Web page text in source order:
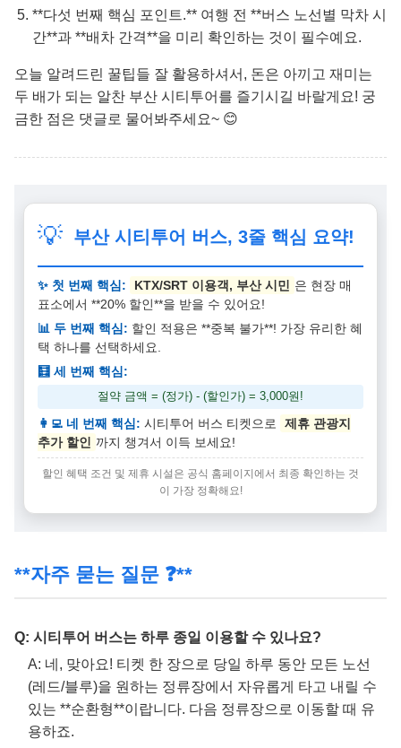
**다섯 번째 핵심 포인트.** 여행 전 **버스 노선별 막차 시
간**과 **배차 간격**을 미리 확인하는 것이 필수예요.
오늘 알려드린 꿀팁들 잘 활용하셔서, 돈은 아끼고 재미는
두 배가 되는 알찬 부산 시티투어를 즐기시길 바랄게요! 궁
금한 점은 댓글로 물어봐주세요~ 😊
💡 부산 시티투어 버스, 3줄 핵심 요약!
✨ 첫 번째 핵심: KTX/SRT 이용객, 부산 시민 은 현장 매
표소에서 **20% 할인**을 받을 수 있어요!
📊 두 번째 핵심: 할인 적용은 **중복 불가**! 가장 유리한 혜
택 하나를 선택하세요.
🧮 세 번째 핵심:
절약 금액 = (정가) - (할인가) = 3,000원!
👩‍💻 네 번째 핵심: 시티투어 버스 티켓으로
제휴 관광지
추가 할인 까지 챙겨서 이득 보세요!
할인 혜택 조건 및 제휴 시설은 공식 홈페이지에서 최종 확인하는 것
이 가장 정확해요!
**자주 묻는 질문 ❓**
Q: 시티투어 버스는 하루 종일 이용할 수 있나요?
A: 네, 맞아요! 티켓 한 장으로 당일 하루 동안 모든 노선
(레드/블루)을 원하는 정류장에서 자유롭게 타고 내릴 수
있는 **순환형**이랍니다. 다음 정류장으로 이동할 때 유
용하죠.